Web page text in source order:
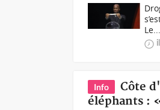
Le...
Info
Côte
éléphants :